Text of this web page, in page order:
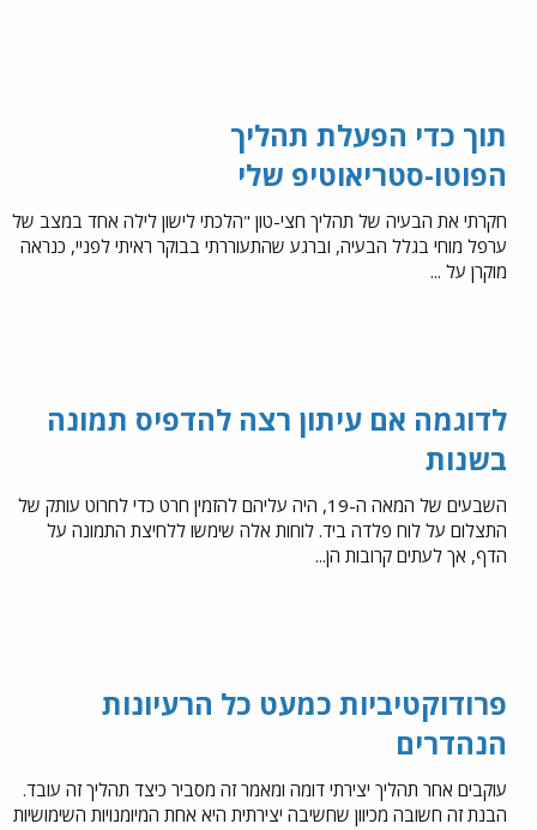
תוך כדי הפעלת תהליך
הפוטו-סטריאוטיפ שלי
חקרתי את הבעיה של תהליך חצי-טון "הלכתי לישון לילה אחד במצב של
ערפל מוחי בגלל הבעיה, וברגע שהתעוררתי בבוקר ראיתי לפניי, כנראה
מוקרן על ...
לדוגמה אם עיתון רצה להדפיס תמונה
בשנות
השבעים של המאה ה-19, היה עליהם להזמין חרט כדי לחרוט עותק של
התצלום על לוח פלדה ביד. לוחות אלה שימשו ללחיצת התמונה על
הדף, אך לעתים קרובות הן...
פרודוקטיביות כמעט כל הרעיונות
הנהדרים
עוקבים אחר תהליך יצירתי דומה ומאמר זה מסביר כיצד תהליך זה עובד.
הבנת זה חשובה מכיוון שחשיבה יצירתית היא אחת המיומנויות השימושיות